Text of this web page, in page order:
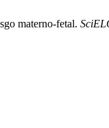
materno-fetal.